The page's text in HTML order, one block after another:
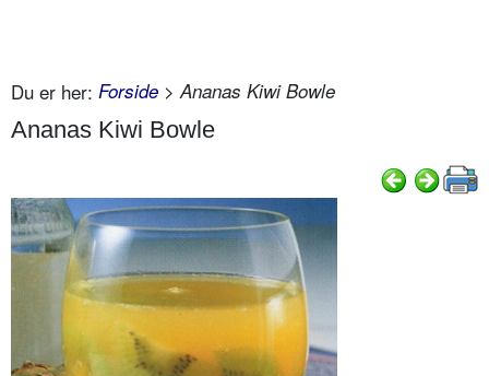
Du er her: Forside > Ananas Kiwi Bowle
Ananas Kiwi Bowle